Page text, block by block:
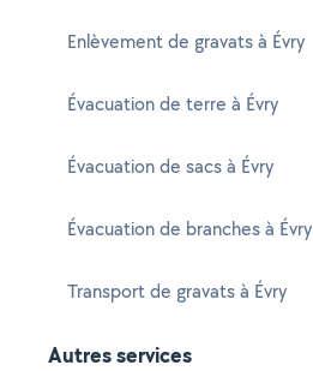
Enlèvement de gravats à Évry
Évacuation de terre à Évry
Évacuation de sacs à Évry
Évacuation de branches à Évry
Transport de gravats à Évry
Autres services